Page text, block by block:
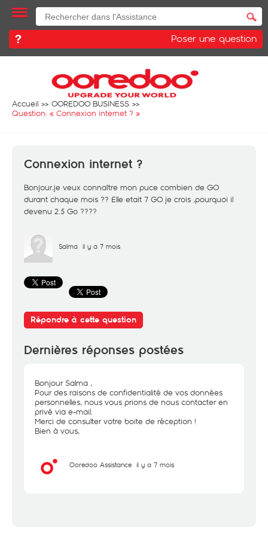
Poser une question
Accueil
OOREDOO BUSINESS
Question: « Connexion internet ? »
Connexion internet ?
Bonjour,je veux connaître mon puce combien de GO
durant chaque mois ?? Elle etait 7 GO je crois ,pourquoi il
devenu 2.5 Go ????
Salma il y a 7 mois
Répondre à cette question
Dernières réponses postées
Bonjour Salma ,
Pour des raisons de confidentialité de vos données
personnelles, nous vous prions de nous contacter en
privé via e-mail.
Merci de consulter votre boite de réception !
Bien à vous,
Ooredoo Assistance il y a 7 mois